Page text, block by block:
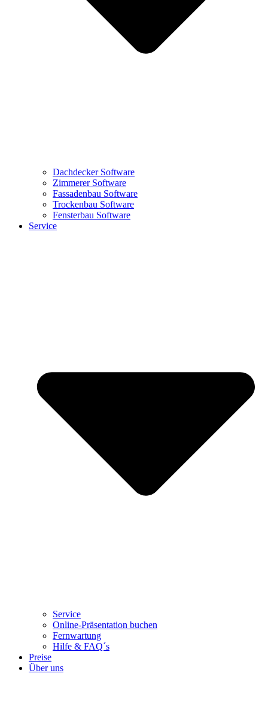
Dachdecker Software
Zimmerer Software
Fassadenbau Software
Trockenbau Software
Fensterbau Software
Service
Service
Online-Präsentation buchen
Fernwartung
Hilfe & FAQ´s
Preise
Über uns